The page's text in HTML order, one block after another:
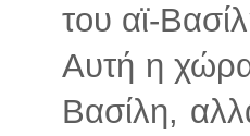
του αϊ-
Αυτή η χώρα
Βασίλη,